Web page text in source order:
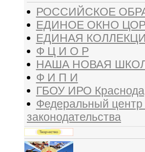
РОССИЙСКОЕ
ЕДИНОЕ ОКНО ЦОР
ЕДИНАЯ
Ф Ц И О Р
НАША НОВАЯ
Ф И П И
ГБОУ ИРО
Федеральный центр
законодательства